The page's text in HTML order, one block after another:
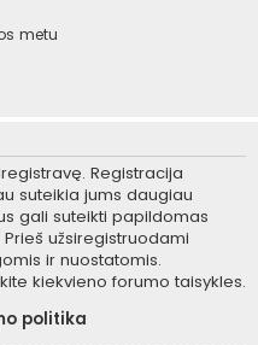
metu
Registracija
suteikia jums daugiau
gali suteikti papildomas
užsiregistruodami
ir nuostatomis.
kiekvieno forumo taisykles.
politika